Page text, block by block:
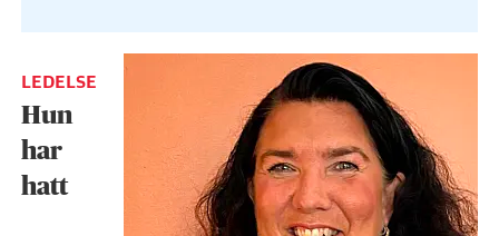
LEDELSE
Hun
har
hatt